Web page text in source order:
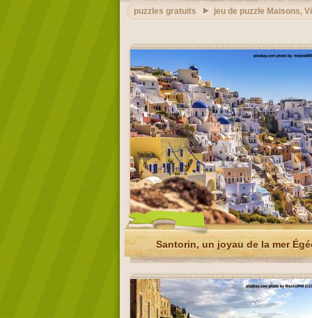
puzzles gratuits jeu de puzzle Maisons,
Santorin, un joyau de la mer